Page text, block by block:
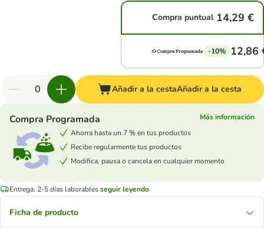
Compra puntual 14,29 €
-10% 12,86
Añadir a la cestaAñadir a la cesta
Compra Programada
Más información
Ahorra hasta un 7 % en tus productos
Recibe regularmente tus productos
Modifica, pausa o cancela en cualquier momento
Entrega: 2-5 días laborablesseguir leyendo
Ficha de producto